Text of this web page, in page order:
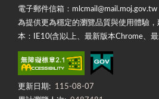
電子郵件信箱：mlcmail@mail.moj.gov.tw
為提供更為穩定的瀏覽品質與使用體驗
本：IE10(含)以上、最新版本Chrome、
更新日期:
115-08-07